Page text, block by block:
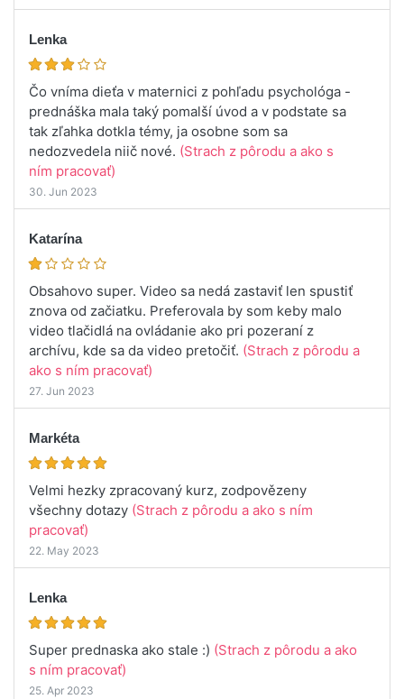
Lenka
Čo vníma dieťa v maternici z pohľadu psychológa -
prednáška mala taký pomalší úvod a v podstate sa
tak zľahka dotkla témy, ja osobne som sa
nedozvedela niič nové. (Strach z pôrodu a ako s
ním pracovať)
30. Jun 2023
Katarína
Obsahovo super. Video sa nedá zastaviť len spustiť
znova od začiatku. Preferovala by som keby malo
video tlačidlá na ovládanie ako pri pozeraní z
archívu, kde sa da video pretočiť. (Strach z pôrodu a
ako s ním pracovať)
27. Jun 2023
Markéta
Velmi hezky zpracovaný kurz, zodpovězeny
všechny dotazy (Strach z pôrodu a ako s ním
pracovať)
22. May 2023
Lenka
Super prednaska ako stale :) (Strach z pôrodu a ako
s ním pracovať)
25. Apr 2023